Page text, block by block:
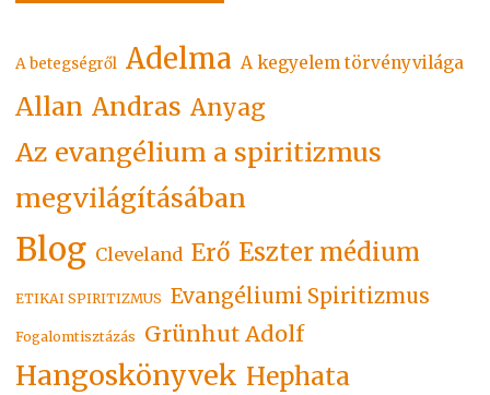
A betegségről Adelma A kegyelem törvényvilága
Allan Andras Anyag
Az evangélium a spiritizmus
megvilágításában
Blog Cleveland Erő Eszter médium
ETIKAI SPIRITIZMUS Evangéliumi Spiritizmus
Fogalomtisztázás Grünhut Adolf
Hangoskönyvek Hephata